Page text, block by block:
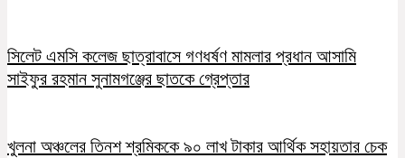
সিলেট এমসি কলেজ ছাত্রাবাসে গণধর্ষণ মামলার প্রধান আসামি
সাইফুর রহমান সুনামগঞ্জের ছাতকে গ্রেপ্তার
খুলনা অঞ্চলের তিনশ শ্রমিককে ৯০ লাখ টাকার আর্থিক সহায়তার চেক